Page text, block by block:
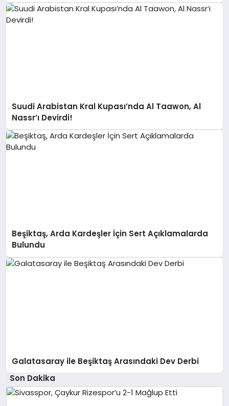
Suudi Arabistan Kral Kupası’nda Al Taawon, Al
Nassr’ı Devirdi!
Beşiktaş, Arda Kardeşler İçin Sert Açıklamalarda
Bulundu
Galatasaray ile Beşiktaş Arasındaki Dev Derbi
Son Dakika